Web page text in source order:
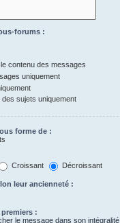
forums :
contenu des messages
uniquement
sujets uniquement
forme de :
Croissant
Décroissant
leur ancienneté :
:
le message dans son intégralité.